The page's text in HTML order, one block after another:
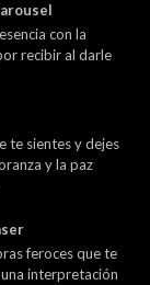
con la
recibir al darle
te sientes y dejes
y la paz
feroces que te
interpretación